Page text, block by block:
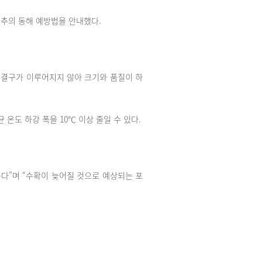
의 동해 예방법을 안내했다.
구가 이루어지지 않아 크기와 품질이 하
온도 하강 폭을 10℃ 이상 줄일 수 있다.
”며 “수확이 늦어질 것으로 예상되는 포